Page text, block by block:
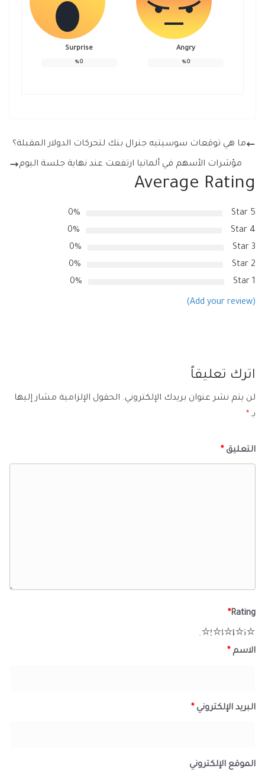
Angry
0
%
Surprise
0
%
ما هي توقعات سوسيتيه جنرال بنك لتحركات الدولار المقبلة؟
مؤشرات الأسهم في ألمانيا ارتفعت عند نهاية جلسة اليوم
Average Rating
5 Star
0%
4 Star
0%
3 Star
0%
2 Star
0%
1 Star
0%
(Add your review)
اترك تعليقاً
لن يتم نشر عنوان بريدك الإلكتروني. الحقول الإلزامية مشار إليها
بـ *
التعليق*
Rating
*
5
4
3
2
الاسم*
البريد الإلكتروني*
الموقع الإلكتروني